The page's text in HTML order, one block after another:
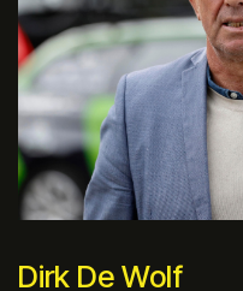
Dirk De Wolf